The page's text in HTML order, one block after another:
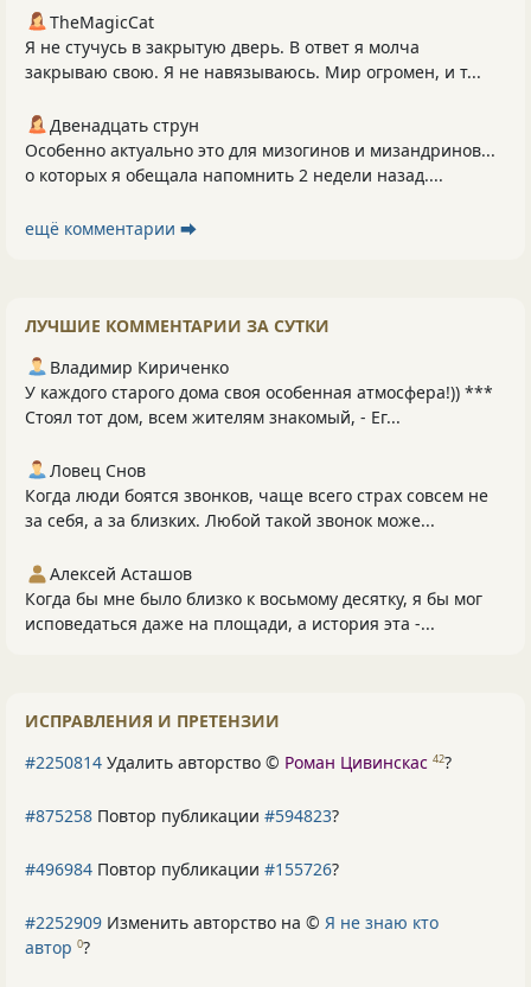
TheMagicCat
Я не стучусь в закрытую дверь. В ответ я молча
закрываю свою. Я не навязываюсь. Мир огромен, и т...
Двенадцать струн
Особенно актуально это для мизогинов и мизандринов...
о которых я обещала напомнить 2 недели назад....
ещё комментарии ⮕
ЛУЧШИЕ КОММЕНТАРИИ ЗА СУТКИ
Владимир Кириченко
У каждого старого дома своя особенная атмосфера!)) ***
Стоял тот дом, всем жителям знакомый, - Ег...
Ловец Снов
Когда люди боятся звонков, чаще всего страх совсем не
за себя, а за близких. Любой такой звонок може...
Алексей Асташов
Когда бы мне было близко к восьмому десятку, я бы мог
исповедаться даже на площади, а история эта -...
ИСПРАВЛЕНИЯ И ПРЕТЕНЗИИ
#2250814 Удалить авторство © Роман Цивинскас 42?
#875258 Повтор публикации #594823?
#496984 Повтор публикации #155726?
#2252909 Изменить авторство на © Я не знаю кто
автор 0?